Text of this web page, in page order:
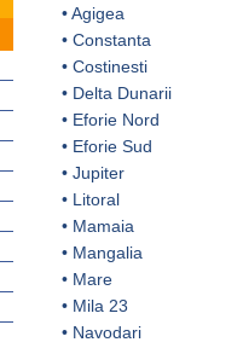
•Agigea
• Constanta
• Costinesti
• Delta Dunarii
• Eforie Nord
• Eforie Sud
• Jupiter
• Litoral
• Mamaia
• Mangalia
• Mare
• Mila 23
• Navodari